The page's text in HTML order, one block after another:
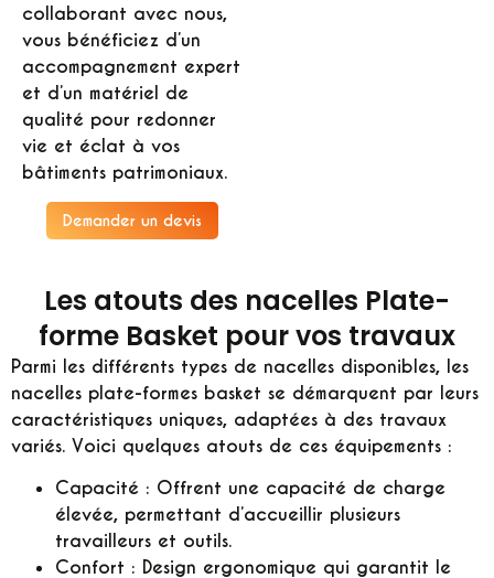
collaborant avec nous,
vous bénéficiez d’un
accompagnement expert
et d’un matériel de
qualité pour redonner
vie et éclat à vos
bâtiments patrimoniaux.
Demander un devis
Les atouts des nacelles Plate-
forme Basket pour vos travaux
Parmi les différents types de nacelles disponibles, les
nacelles plate-formes basket se démarquent par leurs
caractéristiques uniques, adaptées à des travaux
variés. Voici quelques atouts de ces équipements :
Capacité : Offrent une capacité de charge
élevée, permettant d’accueillir plusieurs
travailleurs et outils.
Confort : Design ergonomique qui garantit le